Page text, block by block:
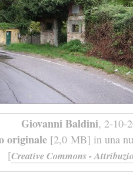
Giovanni Baldini, 2-10-
originale[2,0 MB] in una
[Creative Commons -